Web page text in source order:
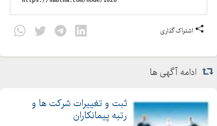
اشتراک گذاری
ادامه آگهی ها
ثبت و تغییرات شرکت ها و
رتبه پیمانکاران